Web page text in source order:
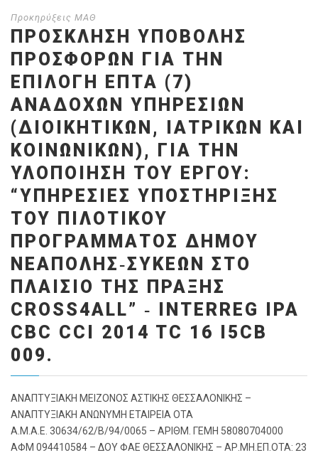
Προκηρύξεις ΜΑΘ
ΠΡΌΣΚΛΗΣΗ ΥΠΟΒΟΛΉΣ
ΠΡΟΣΦΟΡΏΝ ΓΙΑ ΤΗΝ
ΕΠΙΛΟΓΉ ΕΠΤΆ (7)
ΑΝΑΔΌΧΩΝ ΥΠΗΡΕΣΙΏΝ
(ΔΙΟΙΚΗΤΙΚΏΝ, ΙΑΤΡΙΚΏΝ ΚΑΙ
ΚΟΙΝΩΝΙΚΏΝ), ΓΙΑ ΤΗΝ
ΥΛΟΠΟΊΗΣΗ ΤΟΥ ΈΡΓΟΥ:
“ΥΠΗΡΕΣΊΕΣ ΥΠΟΣΤΉΡΙΞΗΣ
ΤΟΥ ΠΙΛΟΤΙΚΟΎ
ΠΡΟΓΡΆΜΜΑΤΟΣ ΔΉΜΟΥ
ΝΕΆΠΟΛΗΣ‐ΣΥΚΕΏΝ ΣΤΟ
ΠΛΑΊΣΙΟ ΤΗΣ ΠΡΆΞΗΣ
CROSS4ALL” ‐ INTERREG IPA
CBC CCI 2014 TC 16 I5CB
009.
ΑΝΑΠΤΥΞΙΑΚΗ ΜΕΙΖΟΝΟΣ ΑΣΤΙΚΗΣ ΘΕΣΣΑΛΟΝΙΚΗΣ –
ΑΝΑΠΤΥΞΙΑΚΗ ΑΝΩΝΥΜΗ ΕΤΑΙΡΕΙΑ ΟΤΑ
Α.Μ.Α.Ε. 30634/62/Β/94/0065 – ΑΡΙΘΜ. ΓΕΜΗ 58080704000
ΑΦΜ 094410584 – ΔΟΥ ΦΑΕ ΘΕΣΣΑΛΟΝΙΚΗΣ – ΑΡ.ΜΗ.ΕΠ.ΟΤΑ: 23